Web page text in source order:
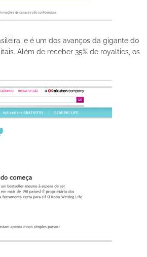
e é um dos avanços da gigante do
Além de receber 35% de royalties, os